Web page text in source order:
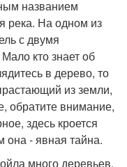
названием
река. На одном из
с двумя
кто знает об
в дерево, то
из земли,
обратите внимание,
здесь кроется
она - явная тайна.
много деревьев,